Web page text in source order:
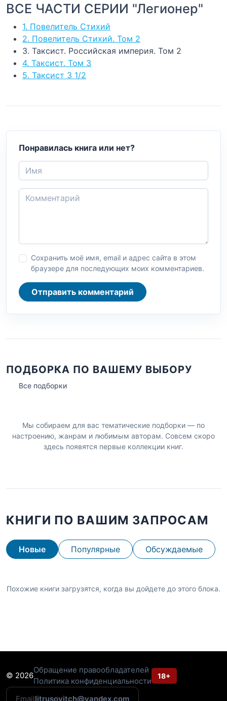
ВСЕ ЧАСТИ СЕРИИ "Легионер"
1. Повелитель Стихий
2. Повелитель Стихий. Том 2
3. Таксист. Российская империя. Том 2
4. Таксист. Том 3
5. Таксист 3 1/2
Понравилась книга или нет?
Сохранить моё имя, email и адрес сайта в этом
браузере для последующих моих комментариев.
Отправить комментарий
ПОДБОРКА ПО ВАШЕМУ ВЫБОРУ
Все подборки
Мы собираем для вас тематические подборки — по
настроению, жанрам и любимым авторам. Совсем скоро
здесь появятся первые коллекции книг.
КНИГИ ПО ВАШИМ ЗАПРОСАМ
Новые Популярные Обсуждаемые
Похожие книги загрузятся, когда вы дойдете до этого блока.
© 2026
Обращение правообладателей
Политика конфиденциальности
18+
Emaillitrusovitch@yandex.com